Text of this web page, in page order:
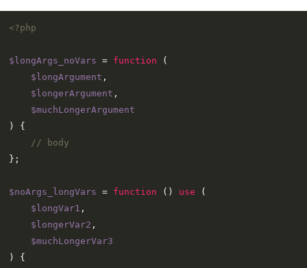
<?php
$longArgs_noVars = function (
$longArgument ,
$longerArgument ,
$muchLongerArgument
) {
// body
};
$noArgs_longVars = function ( ) use (
$longVar1 ,
$longerVar2 ,
$muchLongerVar3
) {